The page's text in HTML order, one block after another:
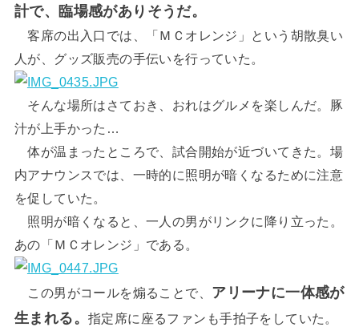
計で、臨場感がありそうだ。
客席の出入口では、「ＭＣオレンジ」という胡散臭い
人が、グッズ販売の手伝いを行っていた。
そんな場所はさておき、おれはグルメを楽しんだ。豚
汁が上手かった…
体が温まったところで、試合開始が近づいてきた。場
内アナウンスでは、一時的に照明が暗くなるために注意
を促していた。
照明が暗くなると、一人の男がリンクに降り立った。
あの「ＭＣオレンジ」である。
この男がコールを煽ることで、 アリーナに一体感が
生まれる。 指定席に座るファンも手拍子をしていた。